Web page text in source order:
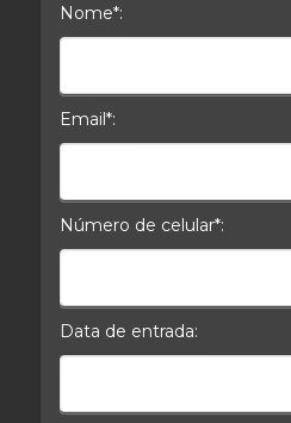
Nome*:
Email*:
Número de celular*:
Data de entrada: